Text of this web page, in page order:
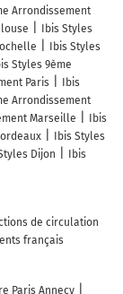
Arrondissement
Ibis Styles
Ibis Styles
Styles 9ème
Paris
Ibis
Arrondissement
Marseille
Ibis
Ibis Styles
Dijon
Ibis
de circulation
français
Paris Annecy